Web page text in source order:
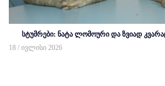
სტუმრები: ნატა ლომოური და ზვიად
18 / ივლისი 2026